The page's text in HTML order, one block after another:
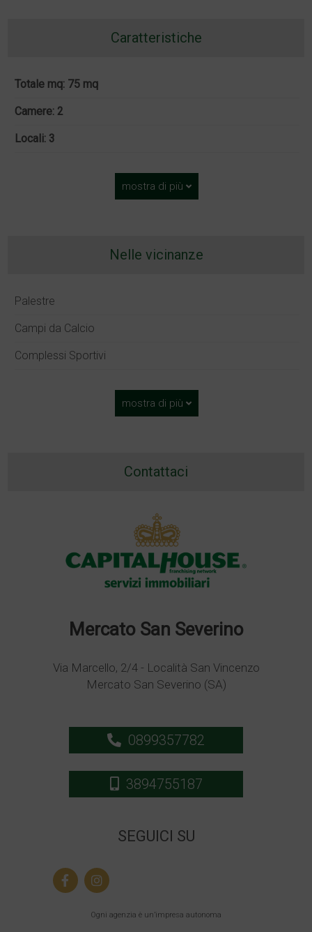
Caratteristiche
Totale mq: 75 mq
Camere: 2
Locali: 3
mostra di più
Nelle vicinanze
Palestre
Campi da Calcio
Complessi Sportivi
mostra di più
Contattaci
Mercato San Severino
Via Marcello, 2/4 - Località San Vincenzo
Mercato San Severino (SA)
0899357782
3894755187
SEGUICI SU
Ogni agenzia è un’impresa autonoma